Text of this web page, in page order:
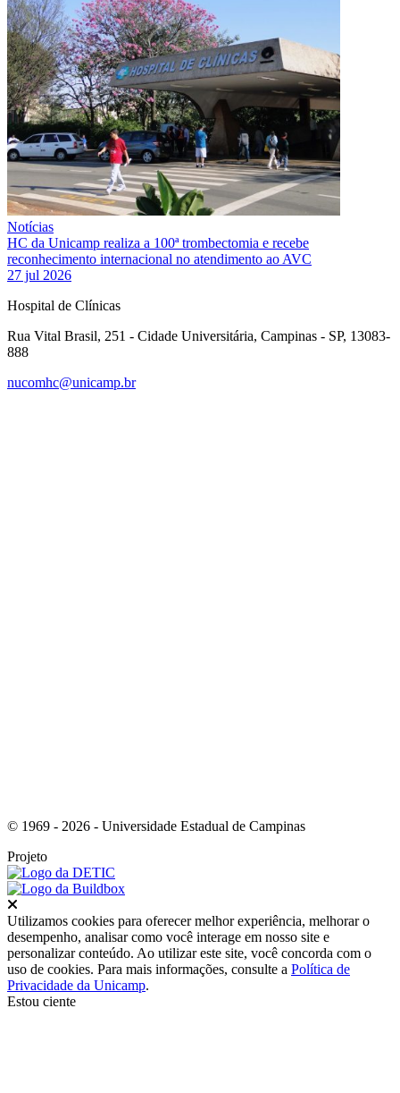
Notícias
HC da Unicamp realiza a 100ª trombectomia e recebe
reconhecimento internacional no atendimento ao AVC
27 jul 2026
Hospital de Clínicas
Rua Vital Brasil, 251 - Cidade Universitária, Campinas - SP, 13083-
888
nucomhc@unicamp.br
© 1969 - 2026 - Universidade Estadual de Campinas
Projeto
Utilizamos cookies para oferecer melhor experiência, melhorar o
desempenho, analisar como você interage em nosso site e
personalizar conteúdo. Ao utilizar este site, você concorda com o
uso de cookies. Para mais informações, consulte a Política de
Privacidade da Unicamp.
Estou ciente